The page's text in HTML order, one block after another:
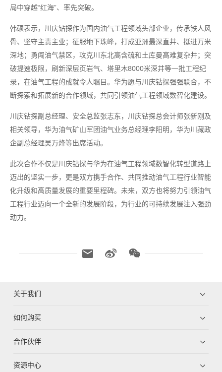
局中穿越“红海”、率先突破。
韩硕表示，川庆钻探作为国内油气工程领域头部企业，传承铁人风
骨、坚守主责主业；征服地下珠峰，打成亚洲最深直井、挺进万米
深地；勇闯油气禁区，攻克川东北高含硫和土库曼高难复杂井；突
破提速极限，刷新深层页岩气、塔里木8000米深井等一批工程纪
录，在油气工程的成就令人瞩目。华为愿与川庆钻探强强联合，不
断探索和拓展新的合作领域，共同引领油气工程领域数智化建设。
川庆钻探副总经理、安全总监张志东，川庆钻探总会计师张新刚及
相关领导，华为油气矿山军团油气业务总经理李阳明，华为川藏政
企副总经理吴万烽等出席活动。
此次合作不仅是川庆钻探与华为在油气工程领域数智化转型道路上
迈出的坚实一步，更是双方携手合作、共同推动油气工程行业智能
化升级和高质量发展的重要里程碑。未来，双方也将努力引领油气
工程行业迈向一个全新的发展阶段，为行业的可持续发展注入强劲
动力。
关于我们
如何购买
合作伙伴
资源中心